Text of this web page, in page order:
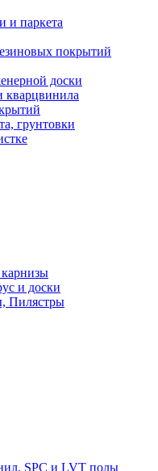
и паркета
покрытий
доски
грунтовки
и доски
Пилястры
SPC и LVT полы